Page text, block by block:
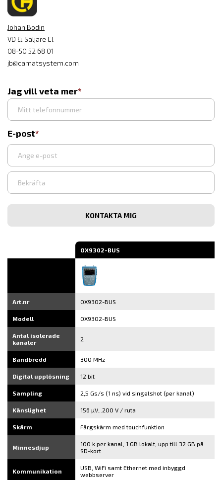
Johan Bodin
VD & Säljare El
08-50 52 68 01
jb@camatsystem.com
Jag vill veta mer
E-post
Ange
e-
Bekräfta
post
OX9302-BUS
Art.nr OX9302-BUS
Modell OX9302-BUS
Antal isolerade
kanaler
2
Bandbredd 300 MHz
Digital upplösning 12 bit
Sampling 2,5 Gs/s (1 ns) vid singelshot (per kanal)
Känslighet 156 µV...200 V / ruta
Skärm Färgskärm med touchfunktion
Minnesdjup
100 k per kanal, 1 GB lokalt, upp till 32 GB på
SD-kort
Kommunikation
USB, WiFi samt Ethernet med inbyggd
webbserver